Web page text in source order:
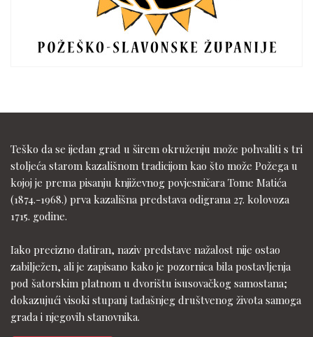
Teško da se ijedan grad u širem okruženju može pohvaliti s tri
stoljeća starom kazališnom tradicijom kao što može Požega u
kojoj je prema pisanju književnog povjesničara Tome Matića
(1874.-1968.) prva kazališna predstava odigrana 27. kolovoza
1715. godine.
Iako precizno datiran, naziv predstave nažalost nije ostao
zabilježen, ali je zapisano kako je pozornica bila postavljenja
pod šatorskim platnom u dvorištu isusovačkog samostana;
dokazujući visoki stupanj tadašnjeg društvenog života samoga
grada i njegovih stanovnika.